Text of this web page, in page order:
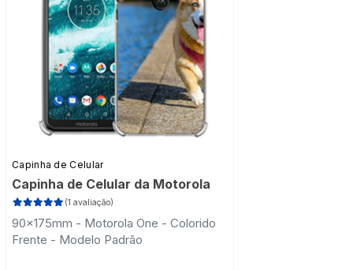
Capinha de Celular
Capinha de Celular da Motorola
(1 avaliação)
90x175mm - Motorola One - Colorido
Frente - Modelo Padrão